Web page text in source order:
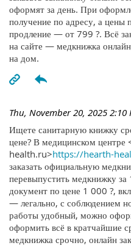
оформят за день. При
получение по адресу, а цены
продление — от 799 ?. Всё
на сайте — медкнижка
на дом.
Thu, November 20, 2025 2:10
Ищете санитарную книжку
цене? В медицинском
health.ru>https://hearth-
заказать официальную
перевыпустить медкнижку
документ по цене 1 000 ?,
— легально, с соблюдением
работы удобный, можно
оформить всё в кратчайшие
медкнижка срочно, онлайн